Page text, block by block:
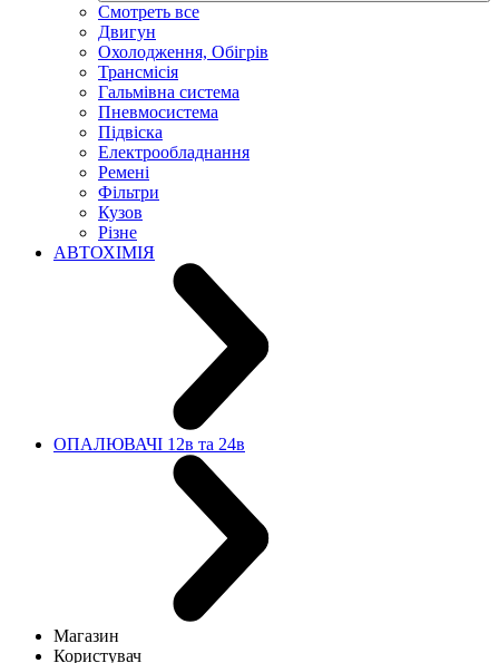
Смотреть все
Двигун
Охолодження, Обігрів
Трансмісія
Гальмівна система
Пневмосистема
Підвіска
Електрообладнання
Ремені
Фільтри
Кузов
Різне
АВТОХІМІЯ
ОПАЛЮВАЧІ 12в та 24в
Магазин
Користувач